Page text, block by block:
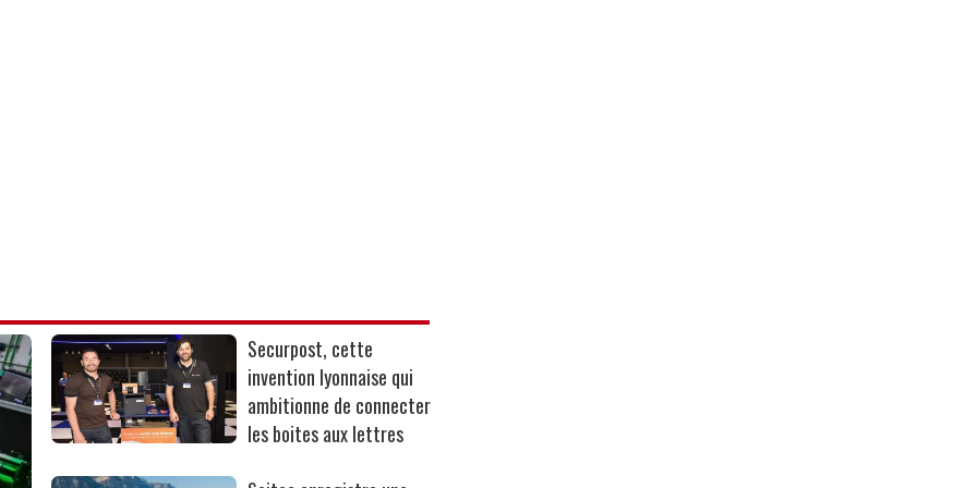
Securpost, cette
invention lyonnaise qui
ambitionne de connecter
les boites aux lettres